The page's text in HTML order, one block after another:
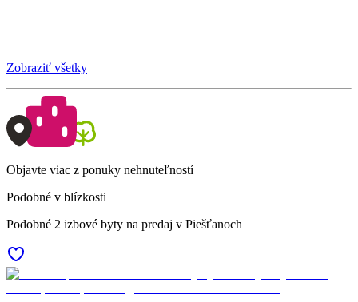
Zobraziť všetky
Objavte viac z ponuky nehnuteľností
Podobné v blízkosti
Podobné 2 izbové byty na predaj v Piešťanoch